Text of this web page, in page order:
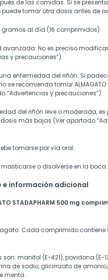
de las comidas. Si se
tomar otra dosis antes de
gramos al día (16 comprimidos).
avanzada: No es preciso
y precauciones”).
enfermedad del riñón: Si
se recomienda tomar ALMAGATO
“Advertencias y precauciones”).
del riñón leve o moderada, es
más bajas (Ver apartado
debe tomarse por vía oral.
o disolverse en la boca.
e información adicional
STADAPHARM 500 mg
Cada comprimido contiene
manitol (E-421), povidona (E-
de sodio, glicirrizato de
menta.